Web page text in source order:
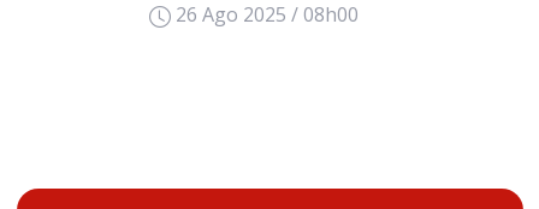
26 Ago 2025 / 08h00